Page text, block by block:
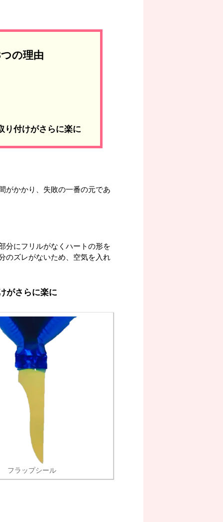
の理由
り付けがさらに楽に
がかかり、失敗の一番の元であ
分にフリルがなくハートの形を
のズレがないため、空気を入れ
がさらに楽に
フラップシール